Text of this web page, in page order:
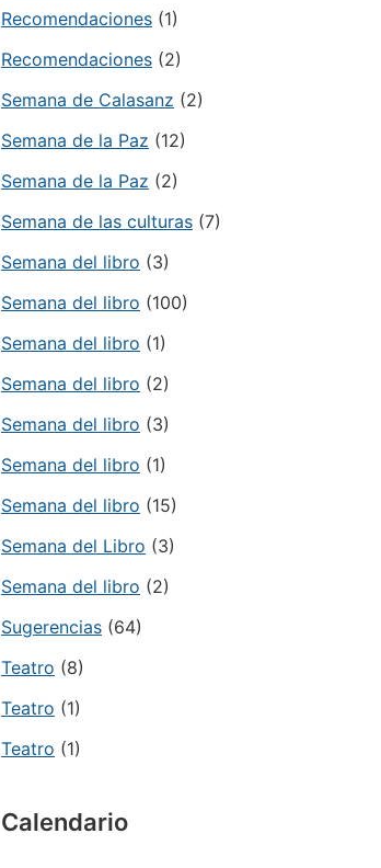
Recomendaciones (1)
Recomendaciones (2)
Semana de Calasanz (2)
Semana de la Paz (12)
Semana de la Paz (2)
Semana de las culturas (7)
Semana del libro (3)
Semana del libro (100)
Semana del libro (1)
Semana del libro (2)
Semana del libro (3)
Semana del libro (1)
Semana del libro (15)
Semana del Libro (3)
Semana del libro (2)
Sugerencias (64)
Teatro (8)
Teatro (1)
Teatro (1)
Calendario